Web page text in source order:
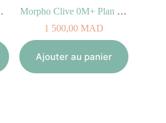
Morpho Clive 0M+ Plan Incliné 30°
1 500,00MAD
Ajouter au panier